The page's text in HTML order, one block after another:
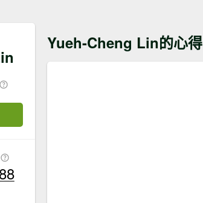
Yueh-Cheng Lin的心得